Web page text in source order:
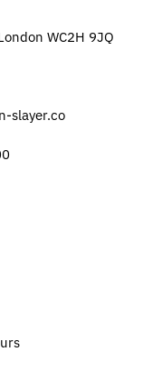
WC2H 9JQ
slayer.co